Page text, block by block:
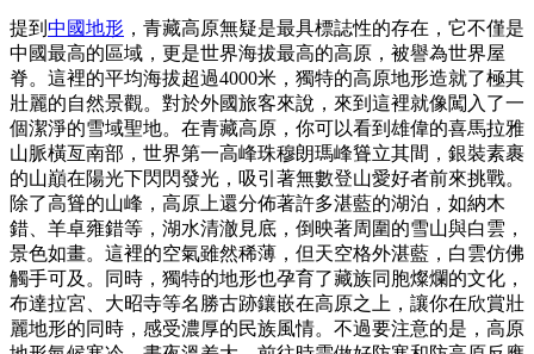
提到 中國地形 ，青藏高原無疑是最具標誌性的存在，它不僅是
中國最高的區域，更是世界海拔最高的高原，被譽為世界屋
脊。這裡的平均海拔超過4000米，獨特的高原地形造就了極其
壯麗的自然景觀。對於外國旅客來說，來到這裡就像闖入了一
個潔淨的雪域聖地。在青藏高原，你可以看到雄偉的喜馬拉雅
山脈橫亙南部，世界第一高峰珠穆朗瑪峰聳立其間，銀裝素裹
的山巔在陽光下閃閃發光，吸引著無數登山愛好者前來挑戰。
除了高聳的山峰，高原上還分佈著許多湛藍的湖泊，如納木
錯、羊卓雍錯等，湖水清澈見底，倒映著周圍的雪山與白雲，
景色如畫。這裡的空氣雖然稀薄，但天空格外湛藍，白雲仿佛
觸手可及。同時，獨特的地形也孕育了藏族同胞燦爛的文化，
布達拉宮、大昭寺等名勝古跡鑲嵌在高原之上，讓你在欣賞壯
麗地形的同時，感受濃厚的民族風情。不過要注意的是，高原